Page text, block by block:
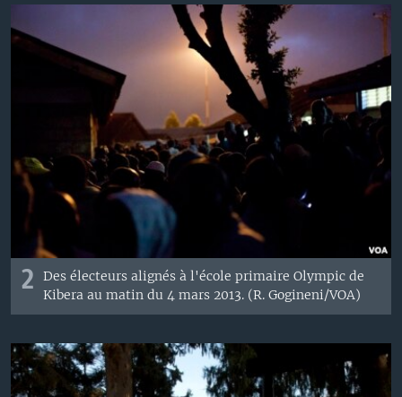
2
Des électeurs alignés à l'école primaire Olympic de
Kibera au matin du 4 mars 2013. (R. Gogineni/VOA)